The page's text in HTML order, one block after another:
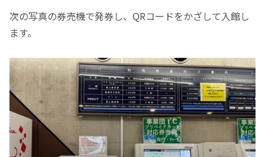
次の写真の券売機で発券し、QRコードをかざして入館し
ます。